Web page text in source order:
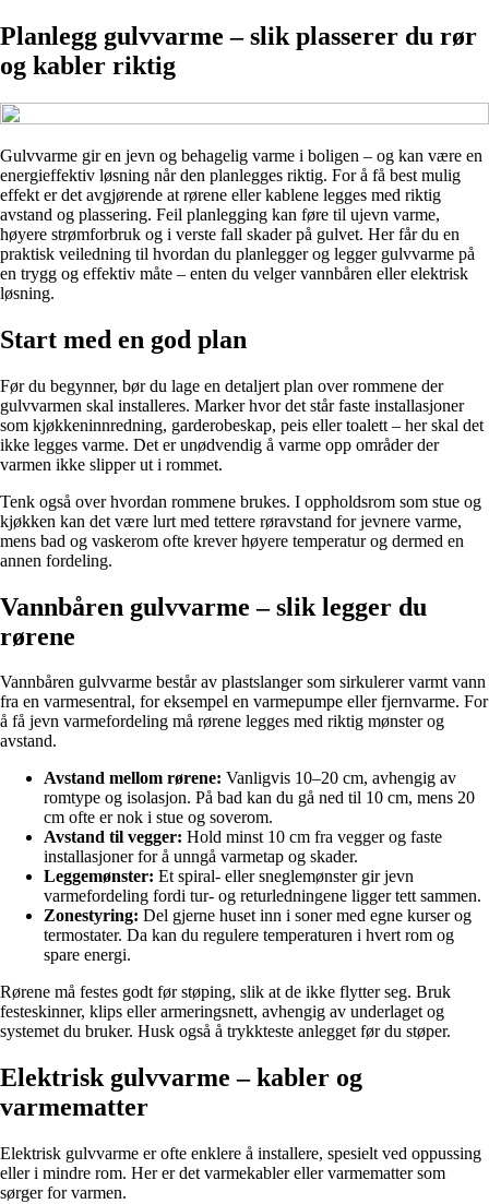
Planlegg gulvvarme – slik plasserer du rør
og kabler riktig
Gulvvarme gir en jevn og behagelig varme i boligen – og kan være en
energieffektiv løsning når den planlegges riktig. For å få best mulig
effekt er det avgjørende at rørene eller kablene legges med riktig
avstand og plassering. Feil planlegging kan føre til ujevn varme,
høyere strømforbruk og i verste fall skader på gulvet. Her får du en
praktisk veiledning til hvordan du planlegger og legger gulvvarme på
en trygg og effektiv måte – enten du velger vannbåren eller elektrisk
løsning.
Start med en god plan
Før du begynner, bør du lage en detaljert plan over rommene der
gulvvarmen skal installeres. Marker hvor det står faste installasjoner
som kjøkkeninnredning, garderobeskap, peis eller toalett – her skal det
ikke legges varme. Det er unødvendig å varme opp områder der
varmen ikke slipper ut i rommet.
Tenk også over hvordan rommene brukes. I oppholdsrom som stue og
kjøkken kan det være lurt med tettere røravstand for jevnere varme,
mens bad og vaskerom ofte krever høyere temperatur og dermed en
annen fordeling.
Vannbåren gulvvarme – slik legger du
rørene
Vannbåren gulvvarme består av plastslanger som sirkulerer varmt vann
fra en varmesentral, for eksempel en varmepumpe eller fjernvarme. For
å få jevn varmefordeling må rørene legges med riktig mønster og
avstand.
Avstand mellom rørene: Vanligvis 10–20 cm, avhengig av
romtype og isolasjon. På bad kan du gå ned til 10 cm, mens 20
cm ofte er nok i stue og soverom.
Avstand til vegger: Hold minst 10 cm fra vegger og faste
installasjoner for å unngå varmetap og skader.
Leggemønster: Et spiral- eller sneglemønster gir jevn
varmefordeling fordi tur- og returledningene ligger tett sammen.
Zonestyring: Del gjerne huset inn i soner med egne kurser og
termostater. Da kan du regulere temperaturen i hvert rom og
spare energi.
Rørene må festes godt før støping, slik at de ikke flytter seg. Bruk
festeskinner, klips eller armeringsnett, avhengig av underlaget og
systemet du bruker. Husk også å trykkteste anlegget før du støper.
Elektrisk gulvvarme – kabler og
varmematter
Elektrisk gulvvarme er ofte enklere å installere, spesielt ved oppussing
eller i mindre rom. Her er det varmekabler eller varmematter som
sørger for varmen.